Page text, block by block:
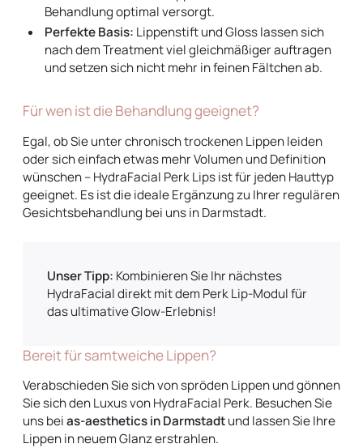
Behandlung optimal versorgt.
Perfekte Basis: Lippenstift und Gloss lassen sich
nach dem Treatment viel gleichmäßiger auftragen
und setzen sich nicht mehr in feinen Fältchen ab.
Für wen ist die Behandlung geeignet?
Egal, ob Sie unter chronisch trockenen Lippen leiden
oder sich einfach etwas mehr Volumen und Definition
wünschen – HydraFacial Perk Lips ist für jeden Hauttyp
geeignet. Es ist die ideale Ergänzung zu Ihrer regulären
Gesichtsbehandlung bei uns in Darmstadt.
Unser Tipp: Kombinieren Sie Ihr nächstes
HydraFacial direkt mit dem Perk Lip-Modul für
das ultimative Glow-Erlebnis!
Bereit für samtweiche Lippen?
Verabschieden Sie sich von spröden Lippen und gönnen
Sie sich den Luxus von HydraFacial Perk. Besuchen Sie
uns beias-aesthetics in Darmstadtund lassen Sie Ihre
Lippen in neuem Glanz erstrahlen.